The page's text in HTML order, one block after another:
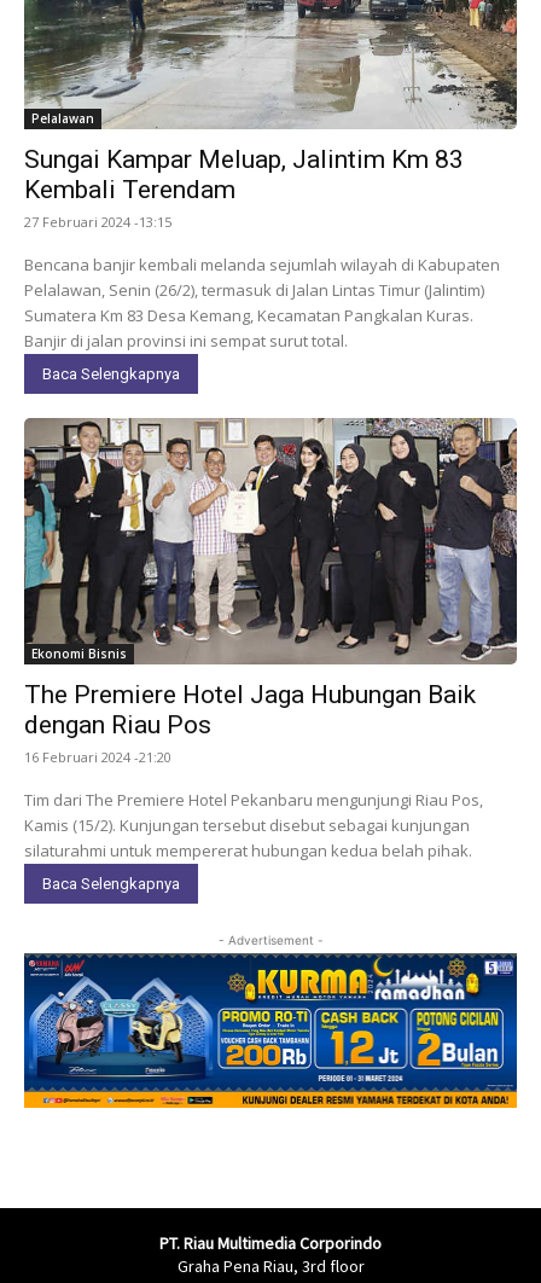
Pelalawan
Sungai Kampar Meluap, Jalintim Km 83
Kembali Terendam
27 Februari 2024 -13:15
Bencana banjir kembali melanda sejumlah wilayah di Kabupaten
Pelalawan, Senin (26/2), termasuk di Jalan Lintas Timur (Jalintim)
Sumatera Km 83 Desa Kemang, Kecamatan Pangkalan Kuras.
Banjir di jalan provinsi ini sempat surut total.
Baca Selengkapnya
Ekonomi Bisnis
The Premiere Hotel Jaga Hubungan Baik
dengan Riau Pos
16 Februari 2024 -21:20
Tim dari The Premiere Hotel Pekanbaru mengunjungi Riau Pos,
Kamis (15/2). Kunjungan tersebut disebut sebagai kunjungan
silaturahmi untuk mempererat hubungan kedua belah pihak.
Baca Selengkapnya
- Advertisement -
PT. Riau Multimedia Corporindo
Graha Pena Riau, 3rd floor